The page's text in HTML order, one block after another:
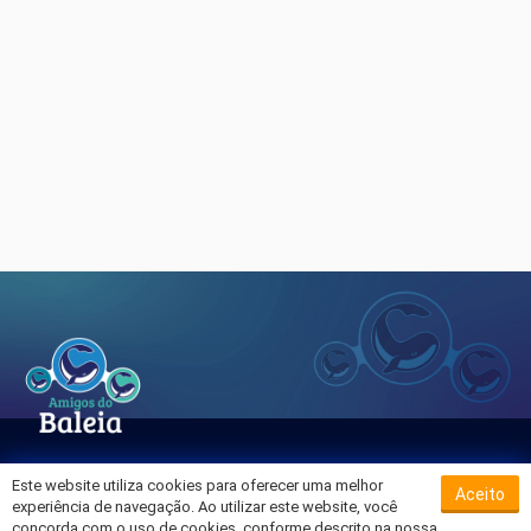
Sobre o Hospital da Baleia
Termos de Uso
Este website utiliza cookies para oferecer uma melhor
experiência de navegação. Ao utilizar este website, você
Aceito